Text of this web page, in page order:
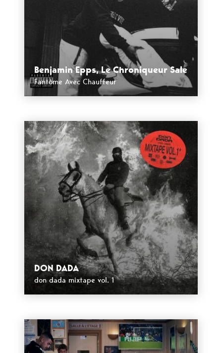
Benjamin Epps, Le Chroniqueur Sale
Fantôme Avec Chauffeur
DON DADA
don dada mixtape vol. 1